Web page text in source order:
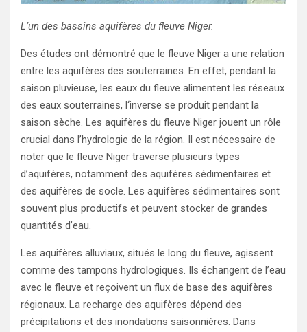
L’un des bassins aquifères du fleuve Niger.
Des études ont démontré que le fleuve Niger a une relation
entre les aquifères des souterraines. En effet, pendant la
saison pluvieuse, les eaux du fleuve alimentent les réseaux
des eaux souterraines, l‘inverse se produit pendant la
saison sèche. Les aquifères du fleuve Niger jouent un rôle
crucial dans l’hydrologie de la région. Il est nécessaire de
noter que le fleuve Niger traverse plusieurs types
d’aquifères, notamment des aquifères sédimentaires et
des aquifères de socle. Les aquifères sédimentaires sont
souvent plus productifs et peuvent stocker de grandes
quantités d’eau.
Les aquifères alluviaux, situés le long du fleuve, agissent
comme des tampons hydrologiques. Ils échangent de l’eau
avec le fleuve et reçoivent un flux de base des aquifères
régionaux. La recharge des aquifères dépend des
précipitations et des inondations saisonnières. Dans